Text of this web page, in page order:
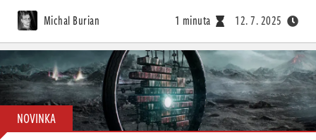
Michal Burian 1 minuta 12. 7. 2025
NOVINKA